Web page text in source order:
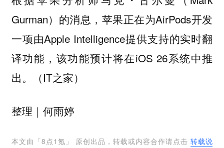
Gurman）的消息，苹果正在为AirPods开发
一项由Apple Intelligence提供支持的实时翻
译功能，该功能预计将在iOS 26系统中推
出。（IT之家）
整理 ｜何雨婷
本文由「8点1氪 」 原创出品，转载或内容合作请点击转载说